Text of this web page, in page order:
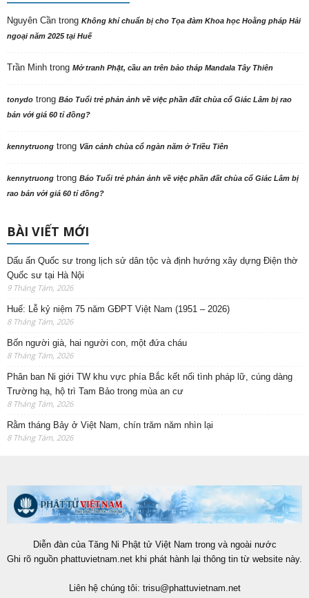
Nguyên Cần trong Không khí chuẩn bị cho Tọa đàm Khoa học Hoằng pháp Hải
ngoại năm 2025 tại Huế
Trần Minh trong Mở tranh Phật, cầu an trên bảo tháp Mandala Tây Thiên
tonydo trong Báo Tuổi trẻ phản ảnh về việc phần đất chùa cổ Giác Lâm bị rao
bán với giá 60 tỉ đồng?
kennytruong trong Vãn cảnh chùa cổ ngàn năm ở Triều Tiên
kennytruong trong Báo Tuổi trẻ phản ảnh về việc phần đất chùa cổ Giác Lâm bị
rao bán với giá 60 tỉ đồng?
BÀI VIẾT MỚI
Dấu ấn Quốc sư trong lịch sử dân tộc và định hướng xây dựng Điện thờ
Quốc sư tại Hà Nội
9 Tháng Tám, 2026
Huế: Lễ kỷ niệm 75 năm GĐPT Việt Nam (1951 – 2026)
8 Tháng Tám, 2026
Bốn người già, hai người con, một đứa cháu
8 Tháng Tám, 2026
Phân ban Ni giới TW khu vực phía Bắc kết nối tình pháp lữ, cúng dàng
Trường hạ, hộ trì Tam Bảo trong mùa an cư
8 Tháng Tám, 2026
Rằm tháng Bảy ở Việt Nam, chín trăm năm nhìn lại
8 Tháng Tám, 2026
Diễn đàn của Tăng Ni Phật tử Việt Nam trong và ngoài nước
Ghi rõ nguồn phattuvietnam.net khi phát hành lại thông tin từ website này.
Liên hệ chúng tôi: trisu@phattuvietnam.net